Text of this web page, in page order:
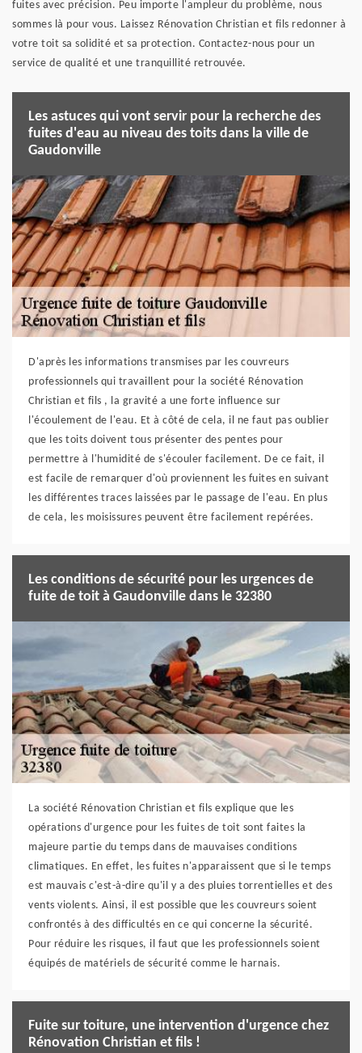
fuites avec précision. Peu importe l'ampleur du problème, nous
sommes là pour vous. Laissez Rénovation Christian et fils redonner à
votre toit sa solidité et sa protection. Contactez-nous pour un
service de qualité et une tranquillité retrouvée.
Les astuces qui vont servir pour la recherche des
fuites d'eau au niveau des toits dans la ville de
Gaudonville
D'après les informations transmises par les couvreurs
professionnels qui travaillent pour la société Rénovation
Christian et fils , la gravité a une forte influence sur
l'écoulement de l'eau. Et à côté de cela, il ne faut pas oublier
que les toits doivent tous présenter des pentes pour
permettre à l'humidité de s'écouler facilement. De ce fait, il
est facile de remarquer d'où proviennent les fuites en suivant
les différentes traces laissées par le passage de l'eau. En plus
de cela, les moisissures peuvent être facilement repérées.
Les conditions de sécurité pour les urgences de
fuite de toit à Gaudonville dans le 32380
La société Rénovation Christian et fils explique que les
opérations d'urgence pour les fuites de toit sont faites la
majeure partie du temps dans de mauvaises conditions
climatiques. En effet, les fuites n'apparaissent que si le temps
est mauvais c'est-à-dire qu'il y a des pluies torrentielles et des
vents violents. Ainsi, il est possible que les couvreurs soient
confrontés à des difficultés en ce qui concerne la sécurité.
Pour réduire les risques, il faut que les professionnels soient
équipés de matériels de sécurité comme le harnais.
Fuite sur toiture, une intervention d'urgence chez
Rénovation Christian et fils !